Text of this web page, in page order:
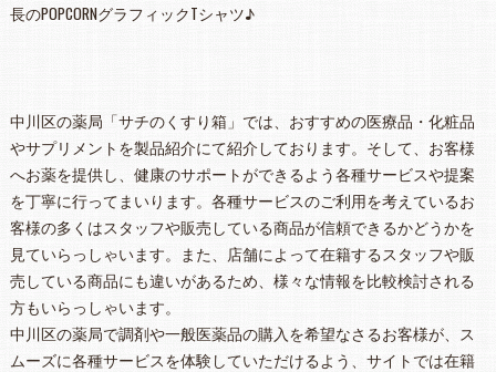
長のPOPCORNグラフィックTシャツ♪
中川区の薬局「サチのくすり箱」では、おすすめの医療品・化粧品
やサプリメントを製品紹介にて紹介しております。そして、お客様
へお薬を提供し、健康のサポートができるよう各種サービスや提案
を丁寧に行ってまいります。各種サービスのご利用を考えているお
客様の多くはスタッフや販売している商品が信頼できるかどうかを
見ていらっしゃいます。また、店舗によって在籍するスタッフや販
売している商品にも違いがあるため、様々な情報を比較検討される
方もいらっしゃいます。
中川区の薬局で調剤や一般医薬品の購入を希望なさるお客様が、ス
ムーズに各種サービスを体験していただけるよう、サイトでは在籍